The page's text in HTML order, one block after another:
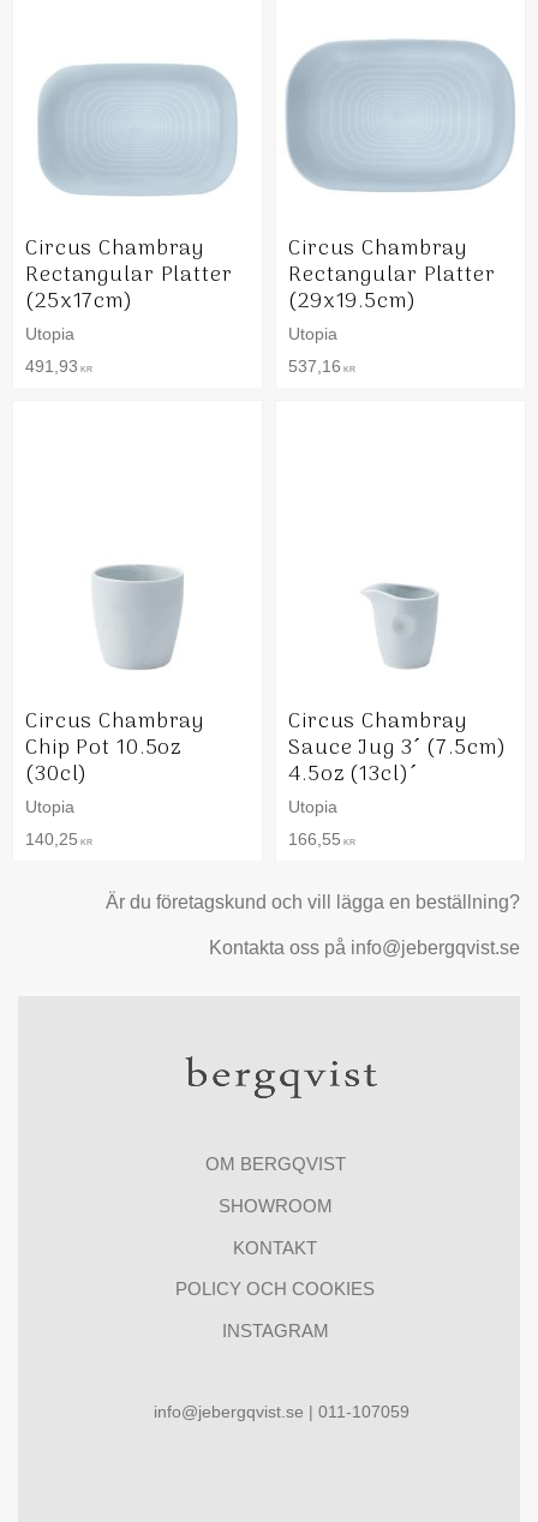
Circus Chambray
Rectangular Platter
(25x17cm)
Utopia
491,93 KR
Circus Chambray
Rectangular Platter
(29x19.5cm)
Utopia
537,16 KR
Circus Chambray
Chip Pot 10.5oz
(30cl)
Utopia
140,25 KR
Circus Chambray
Sauce Jug 3´ (7.5cm)
4.5oz (13cl)´
Utopia
166,55 KR
Är du företagskund och vill lägga en beställning?
Kontakta oss på info@jebergqvist.se
OM BERGQVIST
SHOWROOM
KONTAKT
POLICY OCH COOKIES
INSTAGRAM
info@jebergqvist.se | 011-107059